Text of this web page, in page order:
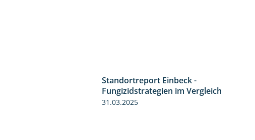
Standortreport Einbeck -
Fungizidstrategien im Vergleich
31.03.2025